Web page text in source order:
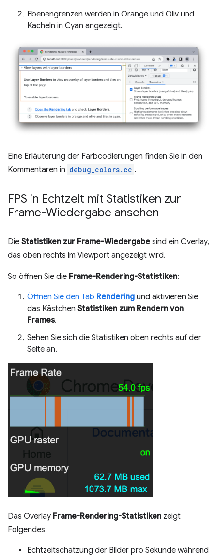
Ebenengrenzen werden in Orange und Oliv und
Kacheln in Cyan angezeigt.
Eine Erläuterung der Farbcodierungen finden Sie in den
Kommentaren in debug_colors.cc .
FPS in Echtzeit mit Statistiken zur
Frame-Wiedergabe ansehen
Die Statistiken zur Frame-Wiedergabe sind ein Overlay,
das oben rechts im Viewport angezeigt wird.
So öffnen Sie die Frame-Rendering-Statistiken:
Öffnen Sie den Tab Rendering und aktivieren Sie
das Kästchen Statistiken zum Rendern von
Frames.
Sehen Sie sich die Statistiken oben rechts auf der
Seite an.
Das Overlay Frame-Rendering-Statistiken zeigt
Folgendes:
Echtzeitschätzung der Bilder pro Sekunde während